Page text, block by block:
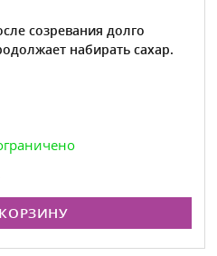
созревания долго
набирать сахар.